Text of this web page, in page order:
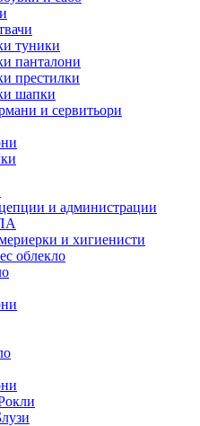
туники
панталони
престилки
шапки
и сервитьори
и администрации
и хигиенисти
облекло